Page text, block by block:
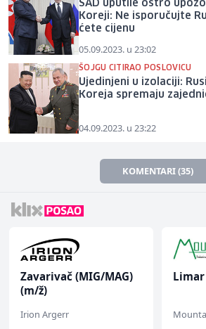
SAD uputile oštro
Koreji: Ne isporučujte
ćete cijenu
05.09.2023. u 23:02
ŠOJGU CITIRAO POSLOVICU
Ujedinjeni u izolaciji:
Koreja spremaju
04.09.2023. u 23:22
KOMENTARI (35)
Zavarivač (MIG/MAG)
(m/ž)
Irion Argerr